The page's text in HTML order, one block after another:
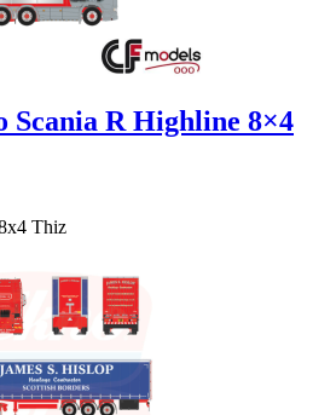
Scania R Highline 8×4
Thiz